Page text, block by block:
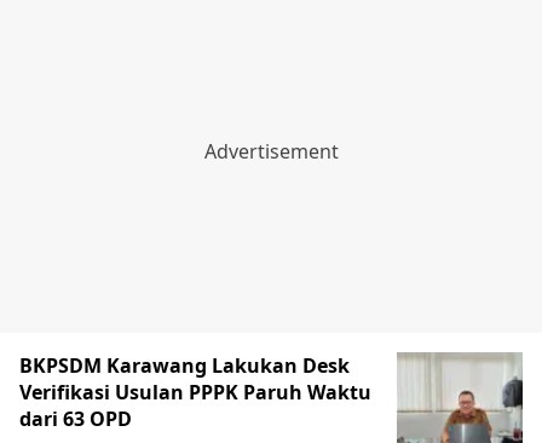
BKPSDM Karawang Lakukan Desk
Verifikasi Usulan PPPK Paruh Waktu
dari 63 OPD